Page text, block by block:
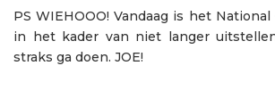
PS WIEHOOO! Vandaag is het
in het kader van niet langer
straks ga doen. JOE!